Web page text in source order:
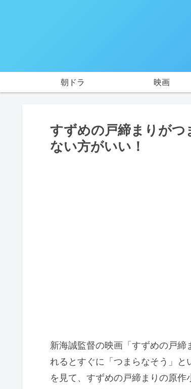
朝ドラ 映画
すずめの戸締まりがつ
ない方がいい！
新海誠監督の映画「すずめの戸
れるとすぐに「つまらなそう」と
を見て、すずめの戸締まりの原